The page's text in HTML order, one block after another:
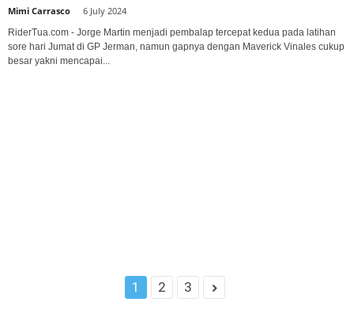
Mimi Carrasco 6 July 2024
RiderTua.com - Jorge Martin menjadi pembalap tercepat kedua pada latihan
sore hari Jumat di GP Jerman, namun gapnya dengan Maverick Vinales cukup
besar yakni mencapai...
1 2 3